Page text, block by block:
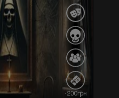
-200грн